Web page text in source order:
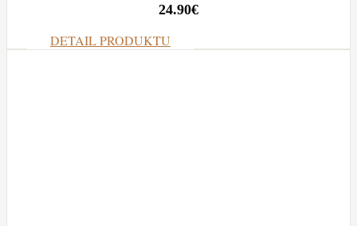
24.90€
DETAIL PRODUKTU